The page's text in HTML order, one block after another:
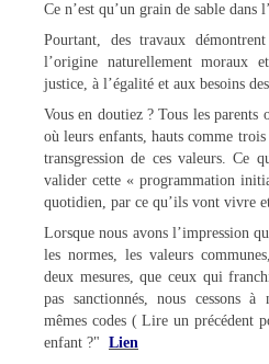
Ce n’est qu’un grain de sable dans
Pourtant, des travaux
l’origine naturellement moraux
justice, à l’égalité et aux besoins
Vous en doutiez ? Tous les parents
où leurs enfants, hauts comme
transgression de ces valeurs. Ce
valider cette « programmation
quotidien, par ce qu’ils vont vivre
Lorsque nous avons l’impression
les normes, les valeurs
deux mesures, que ceux qui
pas sanctionnés, nous cessons
mêmes codes ( Lire un précédent
enfant ?" Lien